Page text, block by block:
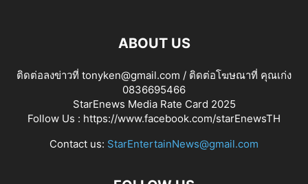
ABOUT US
ติดต่อลงข่าวที่ tonyken@gmail.com / ติดต่อโฆษณาที่ คุณเก่ง
0836695466
StarEnews Media Rate Card 2025
Follow Us : https://www.facebook.com/starEnewsTH
Contact us: StarEntertainNews@gmail.com